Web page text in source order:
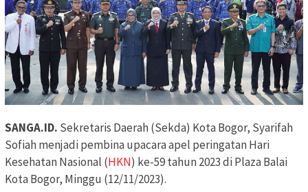
SANGA.ID. Sekretaris Daerah (Sekda) Kota Bogor, Syarifah
Sofiah menjadi pembina upacara apel peringatan Hari
Kesehatan Nasional (HKN) ke-59 tahun 2023 di Plaza Balai
Kota Bogor, Minggu (12/11/2023).